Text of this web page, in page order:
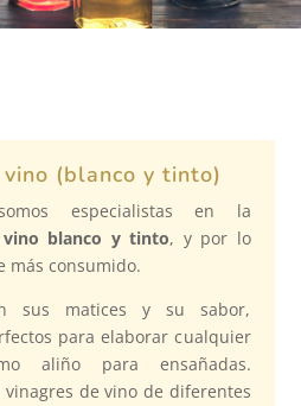
(blanco y tinto)
especialistas en la
blanco y tinto, y por lo
más consumido.
sus matices y su sabor,
para elaborar cualquier
aliño para ensañadas.
vinagres de vino de diferentes